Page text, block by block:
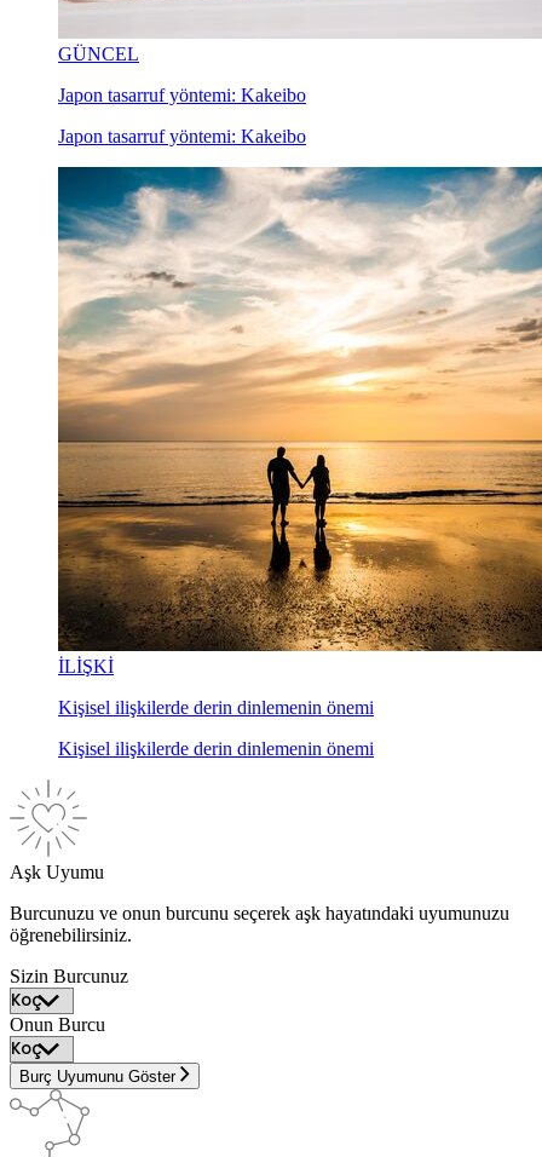
GÜNCEL
Japon tasarruf yöntemi: Kakeibo
Japon tasarruf yöntemi: Kakeibo
İLİŞKİ
Kişisel ilişkilerde derin dinlemenin önemi
Kişisel ilişkilerde derin dinlemenin önemi
Aşk Uyumu
Burcunuzu ve onun burcunu seçerek aşk hayatındaki uyumunuzu
öğrenebilirsiniz.
Sizin Burcunuz
Onun Burcu
Burç Uyumunu Göster